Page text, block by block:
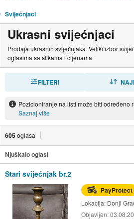
Svijećnjaci
Ukrasni svijećnjaci
Prodaja ukrasnih svijećnjaka. Veliki izbor
oglasima sa slikama i cijenama.
FILTERI
Pozicioniranje na listi može biti određeno
Saznaj više
605oglasa
Njuškalo oglasi
Stari svijećnjak br.2
PayProtect
Lokacija: Donji
Objavljen: